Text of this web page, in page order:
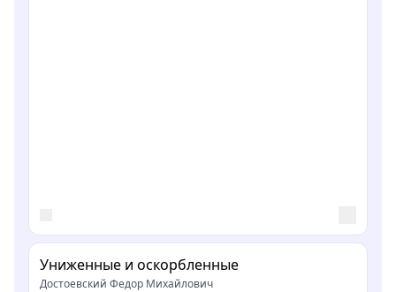
Униженные и оскорбленные
Достоевский Федор Михайлович